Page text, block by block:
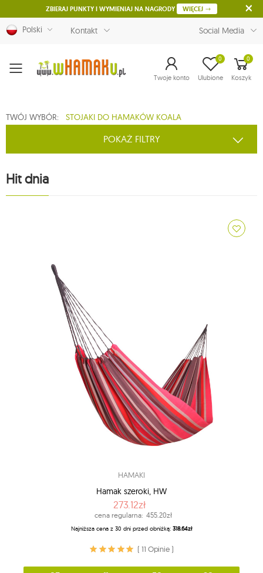
ZBIERAJ PUNKTY I WYMIENIAJ NA NAGRODY WIĘCEJ
Polski Kontakt Social Media
Menu Twoje konto Ulubione
0 0
Koszyk
TWÓJ WYBÓR: STOJAKI DO HAMAKÓW KOALA
POKAŻ FILTRY
Hit dnia
HAMAKI
Hamak szeroki, HW
273.12zł
cena regularna: 455.20zł
Najniższa cena z 30 dni przed obniżką: 318.64zł
( 11 Opinie )